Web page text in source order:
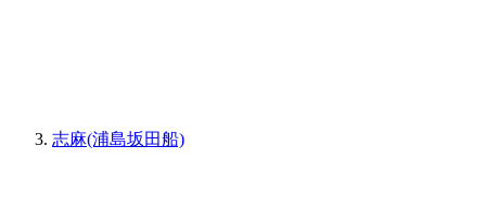
志麻(浦島坂田船)